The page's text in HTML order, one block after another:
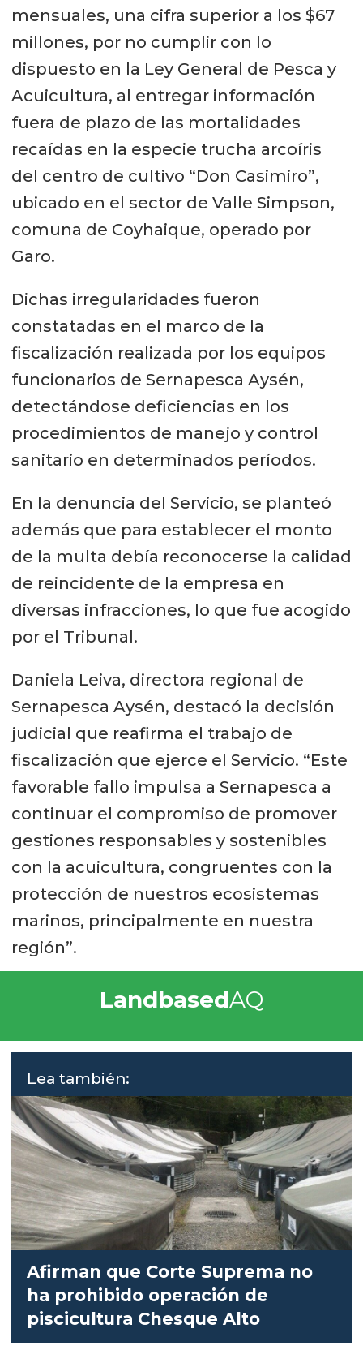
mensuales, una cifra superior a los $67
millones, por no cumplir con lo
dispuesto en la Ley General de Pesca y
Acuicultura, al entregar información
fuera de plazo de las mortalidades
recaídas en la especie trucha arcoíris
del centro de cultivo “Don Casimiro”,
ubicado en el sector de Valle Simpson,
comuna de Coyhaique, operado por
Garo.
Dichas irregularidades fueron
constatadas en el marco de la
fiscalización realizada por los equipos
funcionarios de Sernapesca Aysén,
detectándose deficiencias en los
procedimientos de manejo y control
sanitario en determinados períodos.
En la denuncia del Servicio, se planteó
además que para establecer el monto
de la multa debía reconocerse la calidad
de reincidente de la empresa en
diversas infracciones, lo que fue acogido
por el Tribunal.
Daniela Leiva, directora regional de
Sernapesca Aysén, destacó la decisión
judicial que reafirma el trabajo de
fiscalización que ejerce el Servicio. “Este
favorable fallo impulsa a Sernapesca a
continuar el compromiso de promover
gestiones responsables y sostenibles
con la acuicultura, congruentes con la
protección de nuestros ecosistemas
marinos, principalmente en nuestra
región”.
LandbasedAQ
Lea también:
Afirman que Corte Suprema no
ha prohibido operación de
piscicultura Chesque Alto